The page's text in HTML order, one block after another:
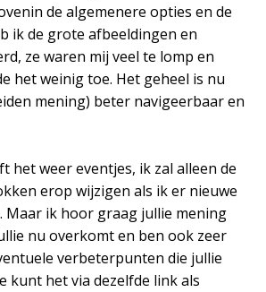
de algemenere opties en de
ik de grote afbeeldingen en
ze waren mij veel te lomp en
het weinig toe. Het geheel is nu
mening) beter navigeerbaar en
het weer eventjes, ik zal alleen de
erop wijzigen als ik er nieuwe
Maar ik hoor graag jullie mening
nu overkomt en ben ook zeer
verbeterpunten die jullie
kunt het via dezelfde link als